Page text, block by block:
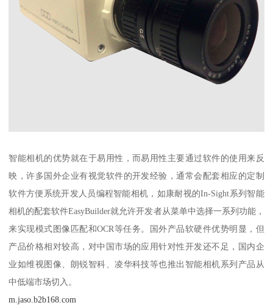
智能相机的优势就在于易用性，而易用性主要通过软件的使用来反
映，许多国外企业有视觉软件的开发经验，通常会配套相应的定制
软件方便系统开发人员编程智能相机，如康耐视的In-Sight系列智能
相机的配套软件EasyBuilder就允许开发者从菜单中选择一系列功能，
来实现模式图像匹配和OCR等任务。国外产品软硬件优势明显，但
产品价格相对较高，对中国市场的应用针对性开发还不足，国内企
业如维视图像、朗锐智科、凌华科技等也推出智能相机系列产品从
中低端市场切入。
m.jaso.b2b168.com